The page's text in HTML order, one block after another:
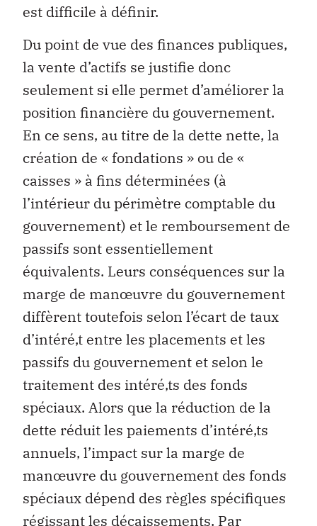
est difficile à définir.
Du point de vue des finances publiques,
la vente d’actifs se justifie donc
seulement si elle permet d’améliorer la
position financière du gouvernement.
En ce sens, au titre de la dette nette, la
création de « fondations » ou de «
caisses » à fins déterminées (à
l’intérieur du périmètre comptable du
gouvernement) et le remboursement de
passifs sont essentiellement
équivalents. Leurs conséquences sur la
marge de manœuvre du gouvernement
diffèrent toutefois selon l’écart de taux
d’intéré‚t entre les placements et les
passifs du gouvernement et selon le
traitement des intéré‚ts des fonds
spéciaux. Alors que la réduction de la
dette réduit les paiements d’intéré‚ts
annuels, l’impact sur la marge de
manœuvre du gouvernement des fonds
spéciaux dépend des règles spécifiques
régissant les décaissements. Par